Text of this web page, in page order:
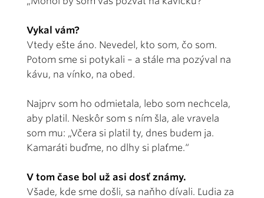
Vykal vám?
Vtedy ešte áno. Nevedel, kto som, čo som.
Potom sme si potykali – a stále ma pozýval na
kávu, na vínko, na obed.
Najprv som ho odmietala, lebo som nechcela,
aby platil. Neskôr som s ním šla, ale vravela
som mu: „Včera si platil ty, dnes budem ja.
Kamaráti buďme, no dlhy si plaťme.“
V tom čase bol už asi dosť známy.
Všade, kde sme došli, sa naňho dívali. Ľudia za